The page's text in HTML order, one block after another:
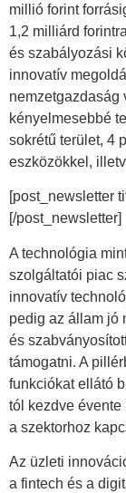
millió forint
1,2 milliárd
és szabályozási
innovatív
nemzetgazdaság
kényelmesebbé
sokrétű terület, 4
eszközökkel,
[post_newsletter
[/post_newsletter]
A technológia
szolgáltatói piac
innovatív
pedig az állam jó
és
támogatni. A
funkciókat ellátó
tól kezdve
a szektorhoz
Az üzleti
a fintech és a